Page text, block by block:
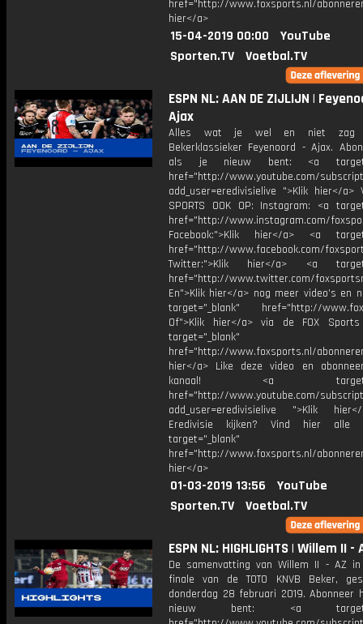
href="http://www.foxsports.nl/
hier</a>
15-04-2019 00:00
YouTube
Sporten.TV
Voetbal.TV
ESPN NL: AAN DE ZIJLIJN |
Ajax
Alles wat je wel en niet zag
Bekerklassieker Feyenoord - Ajax.
als je nieuw bent: <a
href="http://www.youtube.com/
add_user=eredivisielive ">Klik hier</a>
SPORTS OOK OP: Instagram: <a
href="http://www.instagram.com/
Facebook:">Klik hier</a> <a
href="http://www.facebook.com/
Twitter:">Klik hier</a> <a
href="http://www.twitter.com/
En">Klik hier</a> nog meer video’s en
target="_blank" href="http://
Of">Klik hier</a> via de FOX
target="_blank"
href="http://www.foxsports.nl/
hier</a> Like deze video en
kanaal! <a
href="http://www.youtube.com/
add_user=eredivisielive ">Klik
Eredivisie kijken? Vind hier alle
target="_blank"
href="http://www.foxsports.nl/
hier</a>
01-03-2019 13:56
YouTube
Sporten.TV
Voetbal.TV
ESPN NL: HIGHLIGHTS | Willem II -
De samenvatting van Willem II - AZ
finale van de TOTO KNVB Beker,
donderdag 28 februari 2019. Abonneer
nieuw bent: <a